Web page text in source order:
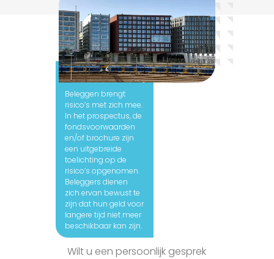
Let op:
Beleggen brengt
risico’s met zich mee.
In het prospectus, de
fondsvoorwaarden
en/of brochure zijn
een uitgebreide
toelichting op de
risico’s opgenomen.
Beleggers dienen
zich ervan bewust te
zijn dat hun geld voor
langere tijd niet meer
beschikbaar kan zijn.
Wilt u een persoonlijk gesprek